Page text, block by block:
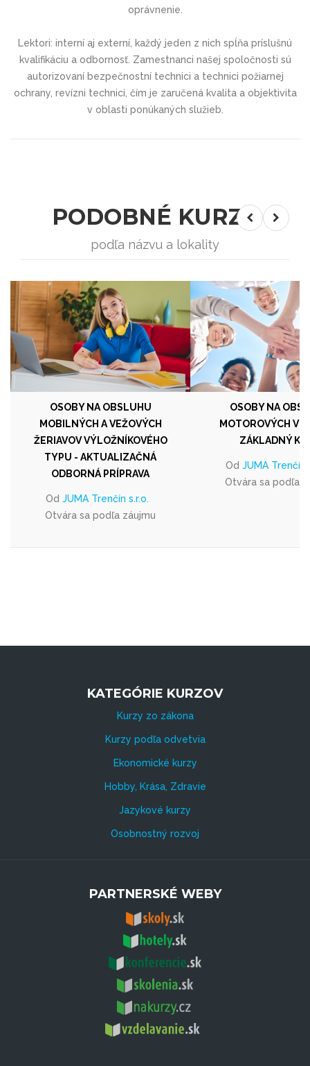
oprávnenie.
Lektori: interní aj externí, každý jeden z nich spĺňa príslušnú
kvalifikáciu a odbornosť. Zamestnanci našej spoločnosti sú
autorizovaní bezpečnostní technici a technici požiarnej
ochrany, revízni technici, čím je zaručená kvalita a objektivita
v oblasti ponúkaných služieb.
PODOBNÉ KURZY
podľa názvu a lokality
OSOBY NA OBSLUHU
MOBILNÝCH A VEŽOVÝCH
ŽERIAVOV VÝLOŽNÍKOVÉHO
TYPU - AKTUALIZAČNÁ
ODBORNÁ PRÍPRAVA
Od JUMA Trenčín s.r.o.
Otvára sa podľa záujmu
OSOBY NA
MOTOROVÝCH
ZÁKLADNÝ
Od JUMA Trenčín
Otvára sa podľa
KATEGÓRIE KURZOV
Kurzy zo zákona
Kurzy podľa odvetvia
Ekonomické kurzy
Hobby, Krása, Zdravie
Jazykové kurzy
Osobnostný rozvoj
PARTNERSKÉ WEBY